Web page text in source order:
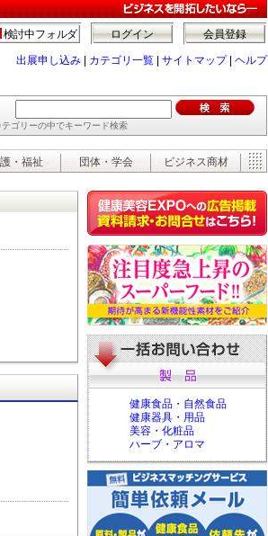
会員登録
ログイン
検討中フォルダ
出展申し込み カテゴリ一覧 サイトマップ| ヘルプ
ゴリーの中でキーワード検索
・福祉 団体・学会 ビジネス商材
健康食品・自然食品
健康器具・用品
美容・化粧品
ハーブ・アロマ